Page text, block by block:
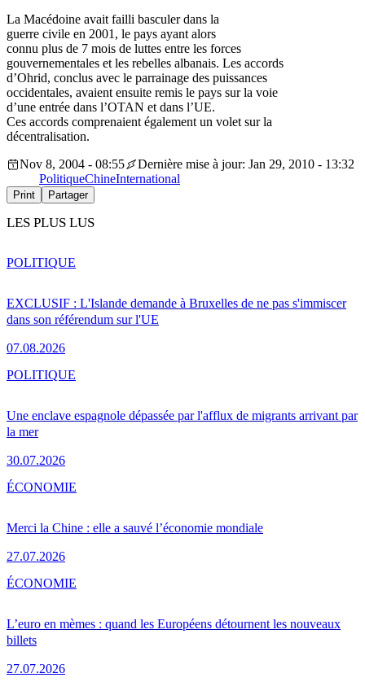
La Macédoine avait failli basculer dans la
guerre civile en 2001, le pays ayant alors
connu plus de 7 mois de luttes entre les forces
gouvernementales et les rebelles albanais. Les accords
d’Ohrid, conclus avec le parrainage des puissances
occidentales, avaient ensuite remis le pays sur la voie
d’une entrée dans l’OTAN et dans l’UE.
Ces accords comprenaient également un volet sur la
décentralisation.
Nov 8, 2004 - 08:55
Dernière mise à jour: Jan 29, 2010 - 13:32
PolitiqueChineInternational
Print Partager
LES PLUS LUS
EXCLUSIF : L'Islande demande à Bruxelles de ne pas s'immiscer
dans son référendum sur l'UE
07.08.2026
POLITIQUE
Une enclave espagnole dépassée par l'afflux de migrants arrivant par
la mer
30.07.2026
POLITIQUE
Merci la Chine : elle a sauvé l’économie mondiale
27.07.2026
ÉCONOMIE
L’euro en mèmes : quand les Européens détournent les nouveaux
billets
27.07.2026
ÉCONOMIE